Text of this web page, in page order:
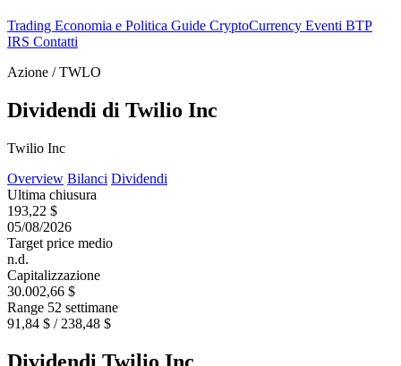
Trading Economia e Politica Guide CryptoCurrency Eventi BTP
IRS Contatti
Azione / TWLO
Dividendi di Twilio Inc
Twilio Inc
Overview Bilanci Dividendi
Ultima chiusura
193,22 $
05/08/2026
Target price medio
n.d.
Capitalizzazione
30.002,66 $
Range 52 settimane
91,84 $ / 238,48 $
Dividendi Twilio Inc